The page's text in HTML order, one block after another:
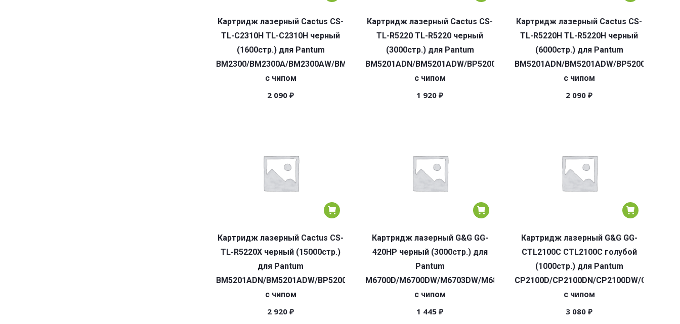
Картридж лазерный Cactus CS-
TL-C2310H TL-C2310H черный
(1600стр.) для Pantum
BM2300/BM2300A/BM2300AW/BM2300W/BP2300/BP2300W
с чипом
2 090 ₽
Картридж лазерный Cactus CS-
TL-R5220 TL-R5220 черный
(3000стр.) для Pantum
BM5201ADN/BM5201ADW/BP5200DN/BP5200DW
с чипом
1 920 ₽
Картридж лазерный Cactus CS-
TL-R5220H TL-R5220H черный
(6000стр.) для Pantum
BM5201ADN/BM5201ADW/BP5200DN/
с чипом
2 090 ₽
Картридж лазерный Cactus CS-
TL-R5220X черный (15000стр.)
для Pantum
BM5201ADN/BM5201ADW/BP5200DN/BP5200DW
с чипом
2 920 ₽
Картридж лазерный G&G GG-
420HP черный (3000стр.) для
Pantum
M6700D/M6700DW/M6703DW/M6800FDW/M7100DN/M7100DW/M7102DN/
с чипом
1 445 ₽
Картридж лазерный G&G GG-
CTL2100C CTL2100C голубой
(1000стр.) для Pantum
CP2100D/CP2100DN/CP2100DW/
с чипом
3 080 ₽